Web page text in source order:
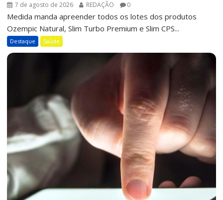
7 de agosto de 2026 REDAÇÃO 0
Medida manda apreender todos os lotes dos produtos
Ozempic Natural, Slim Turbo Premium e Slim CPS...
Destaque Saúde